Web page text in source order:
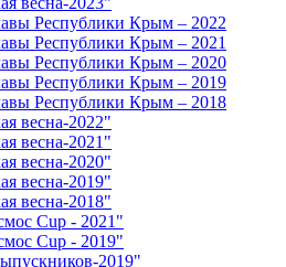
Республики Крым – 2022
Республики Крым – 2021
Республики Крым – 2020
Республики Крым – 2019
Республики Крым – 2018
весна-2022"
весна-2021"
весна-2020"
весна-2019"
весна-2018"
Cup - 2021"
Cup - 2019"
2019"